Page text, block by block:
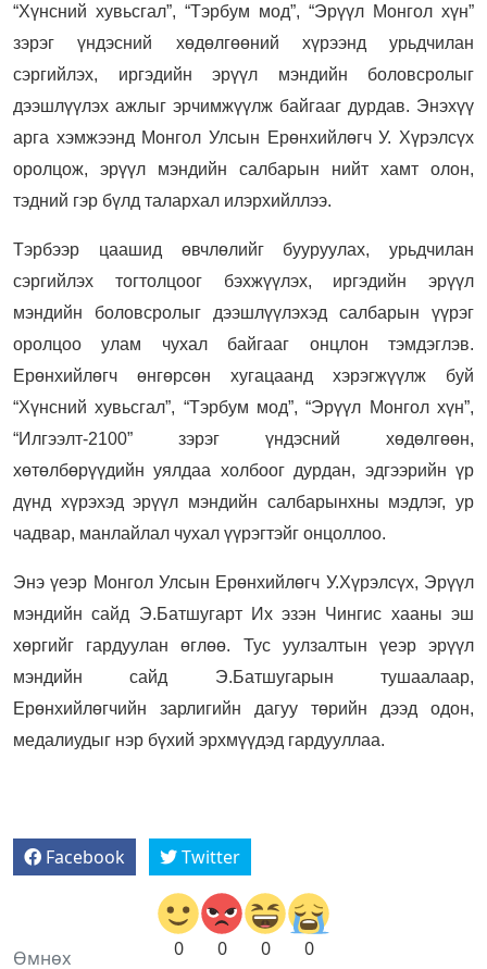
“Хүнсний хувьсгал”, “Тэрбум мод”, “Эрүүл Монгол хүн”
зэрэг үндэсний хөдөлгөөний хүрээнд урьдчилан
сэргийлэх, иргэдийн эрүүл мэндийн боловсролыг
дээшлүүлэх ажлыг эрчимжүүлж байгааг дурдав. Энэхүү
арга хэмжээнд Монгол Улсын Ерөнхийлөгч У. Хүрэлсүх
оролцож, эрүүл мэндийн салбарын нийт хамт олон,
тэдний гэр бүлд талархал илэрхийллээ.
Тэрбээр цаашид өвчлөлийг бууруулах, урьдчилан
сэргийлэх тогтолцоог бэхжүүлэх, иргэдийн эрүүл
мэндийн боловсролыг дээшлүүлэхэд салбарын үүрэг
оролцоо улам чухал байгааг онцлон тэмдэглэв.
Ерөнхийлөгч өнгөрсөн хугацаанд хэрэгжүүлж буй
“Хүнсний хувьсгал”, “Тэрбум мод”, “Эрүүл Монгол хүн”,
“Илгээлт-2100” зэрэг үндэсний хөдөлгөөн,
хөтөлбөрүүдийн уялдаа холбоог дурдан, эдгээрийн үр
дүнд хүрэхэд эрүүл мэндийн салбарынхны мэдлэг, ур
чадвар, манлайлал чухал үүрэгтэйг онцоллоо.
Энэ үеэр Монгол Улсын Ерөнхийлөгч У.Хүрэлсүх, Эрүүл
мэндийн сайд Э.Батшугарт Их эзэн Чингис хааны эш
хөргийг гардуулан өглөө. Тус уулзалтын үеэр эрүүл
мэндийн сайд Э.Батшугарын тушаалаар,
Ерөнхийлөгчийн зарлигийн дагуу төрийн дээд одон,
медалиудыг нэр бүхий эрхмүүдэд гардууллаа.
Facebook Twitter
0 0 0 0
Өмнөх